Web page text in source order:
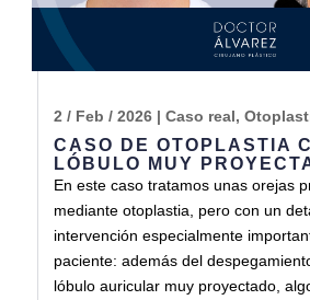
CASO DE OTOPLASTIA
LÓBULO MUY
2 / Feb / 2026| Caso real,
En este caso tratamos unas orejas
mediante otoplastia, pero con un
intervención especialmente
paciente: además del
lóbulo auricular muy proyectado,